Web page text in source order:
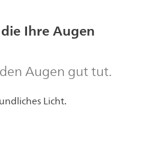
Ihre Augen
Augen gut tut.
Licht.